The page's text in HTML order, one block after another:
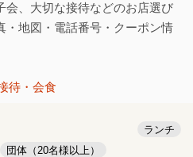
会、大切な接待などのお店選び
・地図・電話番号・クーポン情
待・会食
ランチ
団体（20名様以上）